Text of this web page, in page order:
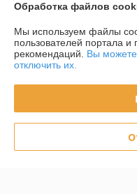
Полная версия сайта
Политика обработки
Обработка файлов
Мы используем файлы
пользователей портала
рекомендаций. Вы
отключить их.